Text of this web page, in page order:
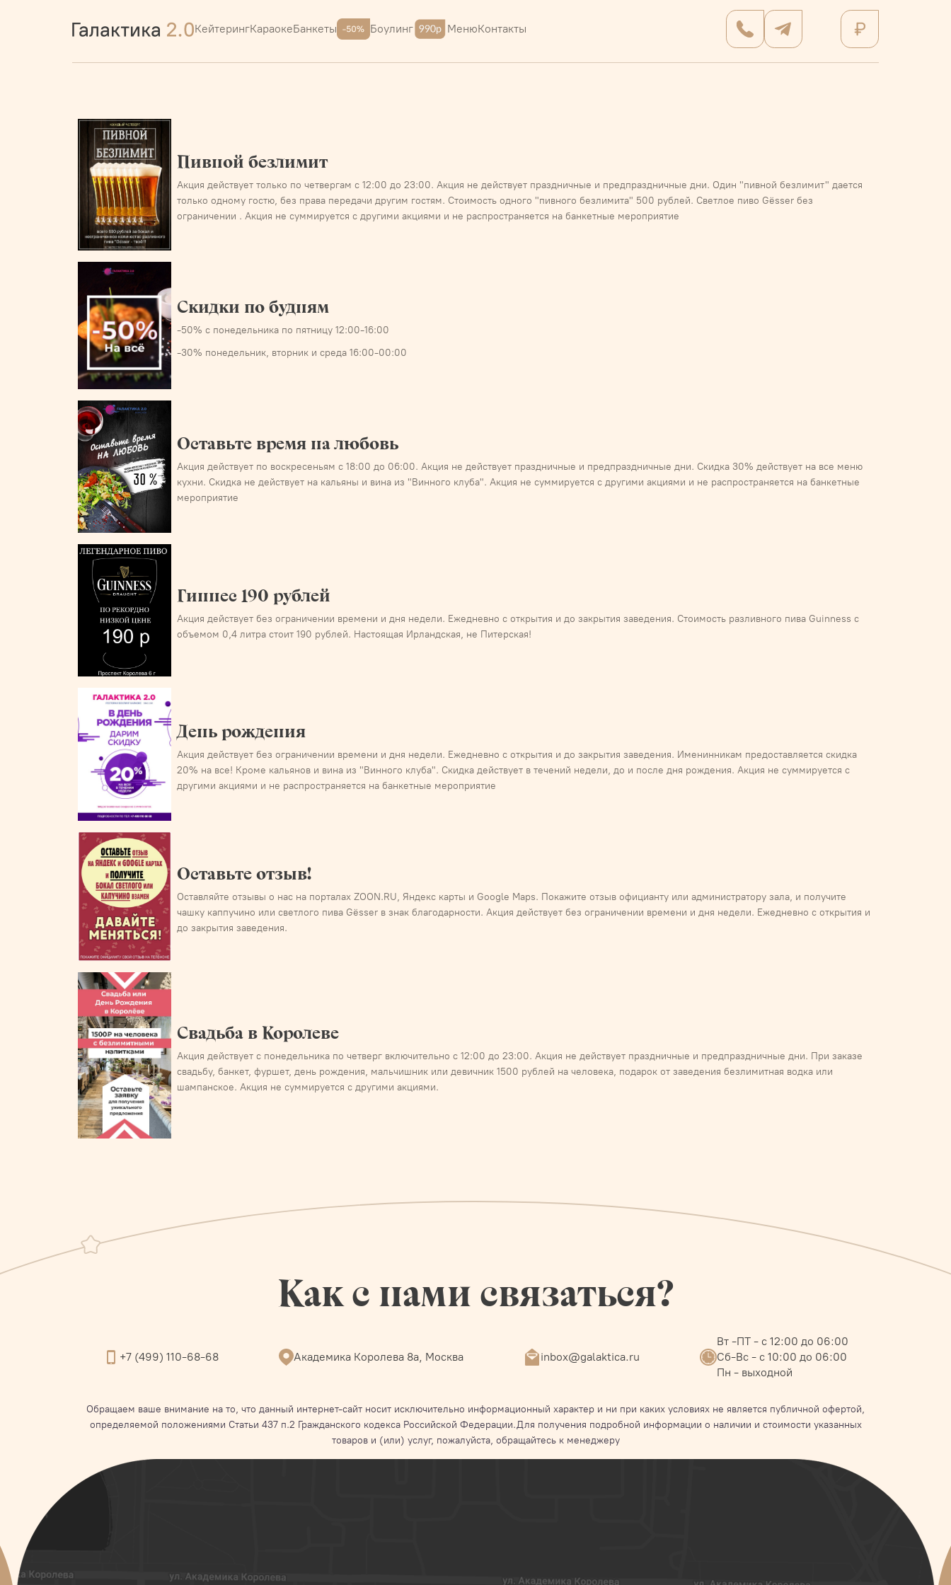
КейтерингКараокеБанкеты Боулинг МенюКонтакты
Пивной безлимит
Акция действует только по четвергам с 12:00 до 23:00. Акция не действует праздничные и предпраздничные дни. Один "пивной безлимит" дается
только одному гостю, без права передачи другим гостям. Стоимость одного "пивного безлимита" 500 рублей. Светлое пиво Gёsser без
ограничении . Акция не суммируется с другими акциями и не распространяется на банкетные мероприятие
Скидки по будням
-50% с понедельника по пятницу 12:00-16:00
-30% понедельник, вторник и среда 16:00-00:00
Оставьте время на любовь
Акция действует по воскресеньям с 18:00 до 06:00. Акция не действует праздничные и предпраздничные дни. Скидка 30% действует на все меню
кухни. Скидка не действует на кальяны и вина из "Винного клуба". Акция не суммируется с другими акциями и не распространяется на банкетные
мероприятие
Гиннес 190 рублей
Акция действует без ограничении времени и дня недели. Ежедневно с открытия и до закрытия заведения. Стоимость разливного пива Guinness с
объемом 0,4 литра стоит 190 рублей. Настоящая Ирландская, не Питерская!
День рождения
Акция действует без ограничении времени и дня недели. Ежедневно с открытия и до закрытия заведения. Именинникам предоставляется скидка
20% на все! Кроме кальянов и вина из "Винного клуба". Скидка действует в течений недели, до и после дня рождения. Акция не суммируется с
другими акциями и не распространяется на банкетные мероприятие
Оставьте отзыв!
Оставляйте отзывы о нас на порталах ZOON.RU, Яндекс карты и Google Maps. Покажите отзыв официанту или администратору зала, и получите
чашку каппучино или светлого пива Gёsser в знак благодарности. Акция действует без ограничении времени и дня недели. Ежедневно с открытия и
до закрытия заведения.
Свадьба в Королеве
Акция действует с понедельника по четверг включительно с 12:00 до 23:00. Акция не действует праздничные и предпраздничные дни. При заказе
свадьбу, банкет, фуршет, день рождения, мальчишник или девичник 1500 рублей на человека, подарок от заведения безлимитная водка или
шампанское. Акция не суммируется с другими акциями.
Как с нами связаться?
+7 (499) 110-68-68 Академика Королева 8а, Москва inbox@galaktica.ru
Вт -ПТ - с 12:00 до 06:00
Сб-Вс - с 10:00 до 06:00
Пн - выходной
Обращаем ваше внимание на то, что данный интернет-сайт носит исключительно информационный характер и ни при каких условиях не является публичной офертой,
определяемой положениями Статьи 437 п.2 Гражданского кодекса Российской Федерации.Для получения подробной информации о наличии и стоимости указанных
товаров и (или) услуг, пожалуйста, обращайтесь к менеджеру